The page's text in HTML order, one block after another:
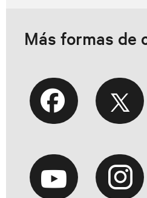
Más formas de